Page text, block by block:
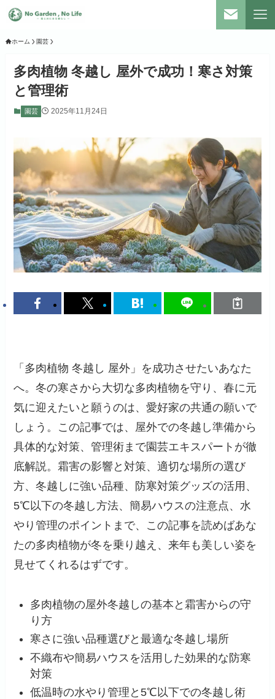
ホーム 園芸
多肉植物 冬越し 屋外で成功！寒さ対策
と管理術
園芸 2025年11月24日
「多肉植物 冬越し 屋外」を成功させたいあなた
へ。冬の寒さから大切な多肉植物を守り、春に元
気に迎えたいと願うのは、愛好家の共通の願いで
しょう。この記事では、屋外での冬越し準備から
具体的な対策、管理術まで園芸エキスパートが徹
底解説。霜害の影響と対策、適切な場所の選び
方、冬越しに強い品種、防寒対策グッズの活用、
5℃以下の冬越し方法、簡易ハウスの注意点、水
やり管理のポイントまで、この記事を読めばあな
たの多肉植物が冬を乗り越え、来年も美しい姿を
見せてくれるはずです。
多肉植物の屋外冬越しの基本と霜害からの守
り方
寒さに強い品種選びと最適な冬越し場所
不織布や簡易ハウスを活用した効果的な防寒
対策
低温時の水やり管理と5℃以下での冬越し術